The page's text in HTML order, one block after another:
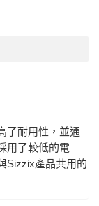
了耐用性，並通
用了較低的電
Sizzix產品共用的